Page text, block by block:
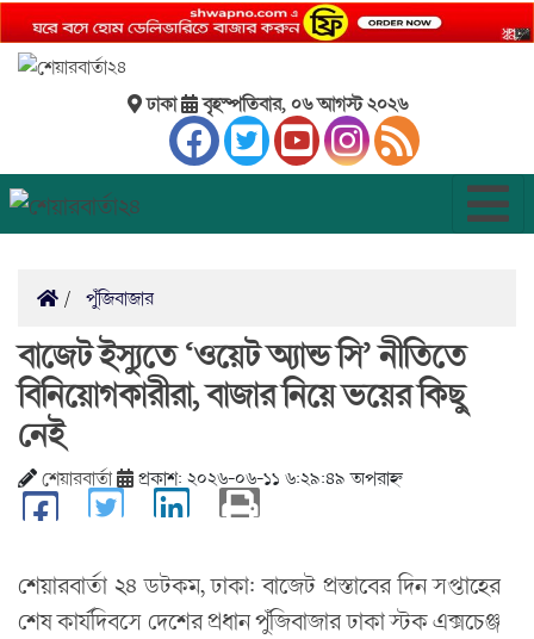
ঢাকা বৃহস্পতিবার, ০৬ আগস্ট ২০২৬
পুঁজিবাজার
বাজেট ইস্যুতে ‘ওয়েট অ্যান্ড সি’ নীতিতে
বিনিয়োগকারীরা, বাজার নিয়ে ভয়ের কিছু
নেই
শেয়ারবার্তা প্রকাশ: ২০২৬-০৬-১১ ৬:২৯:৪৯ অপরাহ্ন
শেয়ারবার্তা ২৪ ডটকম, ঢাকা: বাজেট প্রস্তাবের দিন সপ্তাহের
শেষ কার্যদিবসে দেশের প্রধান পুঁজিবাজার ঢাকা স্টক এক্সচেঞ্জ